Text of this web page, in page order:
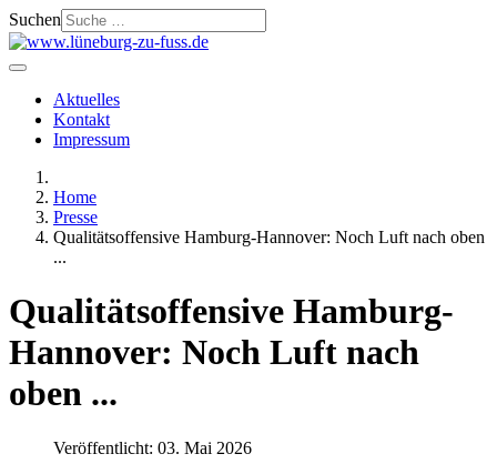
Suchen
Aktuelles
Kontakt
Impressum
Home
Presse
Qualitätsoffensive Hamburg-Hannover: Noch Luft nach oben
...
Qualitätsoffensive Hamburg-
Hannover: Noch Luft nach
oben ...
Veröffentlicht: 03. Mai 2026